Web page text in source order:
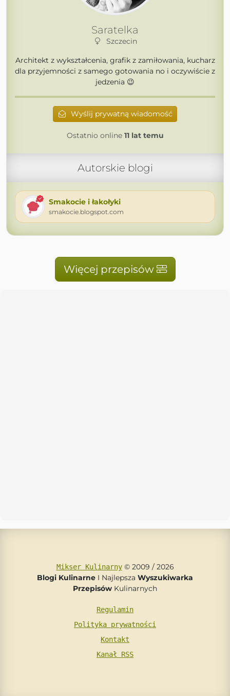
Saratelka
Szczecin
Architekt z wykształcenia, grafik z zamiłowania, kucharz
dla przyjemności z samego gotowania no i oczywiście z
jedzenia 😉
Wyślij prywatną wiadomość
Ostatnio online 11 lat temu
Autorskie blogi
Smakocie i łakołyki
smakocie.blogspot.com
Więcej przepisów
Mikser Kulinarny© 2009 / 2026
Blogi Kulinarne I Najlepsza Wyszukiwarka
Przepisów Kulinarnych
Regulamin
Polityka prywatności
Kontakt
Kanał RSS